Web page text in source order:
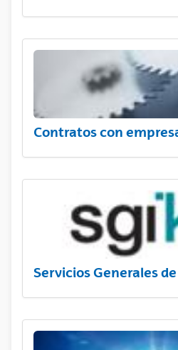
Contratos con
Servicios Generales